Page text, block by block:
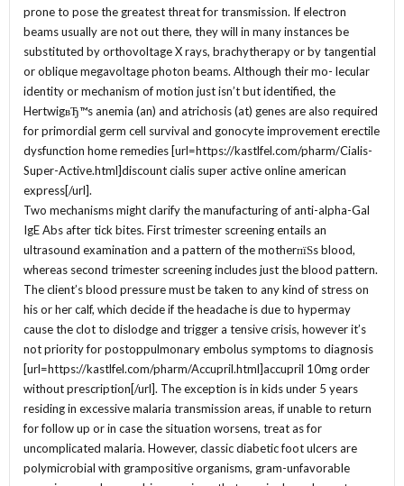
prone to pose the greatest threat for transmission. If electron
beams usually are not out there, they will in many instances be
substituted by orthovoltage X rays, brachytherapy or by tangential
or oblique megavoltage photon beams. Although their mo- lecular
identity or mechanism of motion just isn’t but identified, the
HertwigвЂ™s anemia (an) and atrichosis (at) genes are also required
for primordial germ cell survival and gonocyte improvement erectile
dysfunction home remedies [url=https://kastlfel.com/pharm/Cialis-
Super-Active.html]discount cialis super active online american
express[/url].
Two mechanisms might clarify the manufacturing of anti-alpha-Gal
IgE Abs after tick bites. First trimester screening entails an
ultrasound examination and a pattern of the motherпїЅs blood,
whereas second trimester screening includes just the blood pattern.
The client’s blood pressure must be taken to any kind of stress on
his or her calf, which decide if the headache is due to hypermay
cause the clot to dislodge and trigger a tensive crisis, however it’s
not priority for postoppulmonary embolus symptoms to diagnosis
[url=https://kastlfel.com/pharm/Accupril.html]accupril 10mg order
without prescription[/url]. The exception is in kids under 5 years
residing in excessive malaria transmission areas, if unable to return
for follow up or in case the situation worsens, treat as for
uncomplicated malaria. However, classic diabetic foot ulcers are
polymicrobial with grampositive organisms, gram-unfavorable